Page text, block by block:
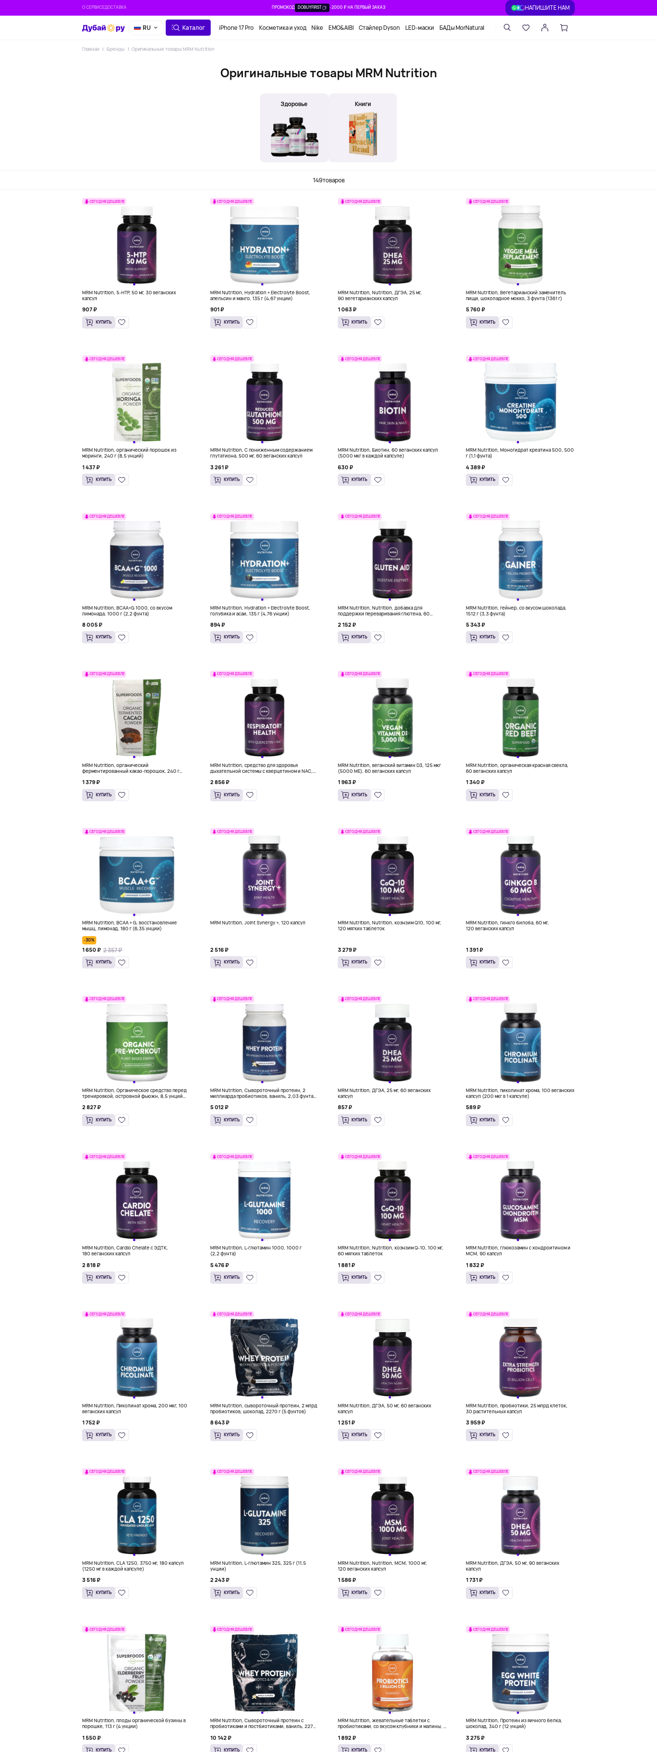
О СЕРВИСЕДОСТАВКА ПРОМОКОД DOBUYFIRST -2000 ₽ НА ПЕРВЫЙ ЗАКАЗ НАПИШИТЕ НАМ
RU Каталог iPhone 17 Pro Косметика и уход Nike EMO&AIBI Стайлер Dyson LED-маски БАДы MorNatural
Главная Бренды Оригинальные товары MRM Nutrition
Оригинальные товары MRM Nutrition
Здоровье Книги
149товаров
СЕГОДНЯ ДЕШЕВЛЕ
MRM Nutrition, 5-HTP, 50 мг, 30 веганских
капсул
907 ₽
КУПИТЬ
СЕГОДНЯ ДЕШЕВЛЕ
MRM Nutrition, Hydration + Electrolyte Boost,
апельсин и манго, 135 г (4,67 унции)
901 ₽
КУПИТЬ
СЕГОДНЯ ДЕШЕВЛЕ
MRM Nutrition, Nutrition, ДГЭА, 25 мг,
90 вегетарианских капсул
1 063 ₽
КУПИТЬ
СЕГОДНЯ ДЕШЕВЛЕ
MRM Nutrition, Вегетарианский заменитель
пищи, шоколадное мокко, 3 фунта (1361 г)
5 760 ₽
КУПИТЬ
СЕГОДНЯ ДЕШЕВЛЕ
MRM Nutrition, органический порошок из
моринги, 240 г (8,5 унций)
1 437 ₽
КУПИТЬ
СЕГОДНЯ ДЕШЕВЛЕ
MRM Nutrition, С пониженным содержанием
глутатиона, 500 мг, 60 веганских капсул
3 261 ₽
КУПИТЬ
СЕГОДНЯ ДЕШЕВЛЕ
MRM Nutrition, Биотин, 60 веганских капсул
(5000 мкг в каждой капсуле)
630 ₽
КУПИТЬ
СЕГОДНЯ ДЕШЕВЛЕ
MRM Nutrition, Моногидрат креатина 500, 500
г (1,1 фунта)
4 389 ₽
КУПИТЬ
СЕГОДНЯ ДЕШЕВЛЕ
MRM Nutrition, BCAA+G 1000, со вкусом
лимонада, 1000 г (2,2 фунта)
8 005 ₽
КУПИТЬ
СЕГОДНЯ ДЕШЕВЛЕ
MRM Nutrition, Hydration + Electrolyte Boost,
голубика и асаи, 135 г (4,76 унции)
894 ₽
КУПИТЬ
СЕГОДНЯ ДЕШЕВЛЕ
MRM Nutrition, Nutrition, добавка для
поддержки переваривания глютена, 60
2 152 ₽
КУПИТЬ
СЕГОДНЯ ДЕШЕВЛЕ
MRM Nutrition, гейнер, со вкусом шоколада,
1512 г (3,3 фунта)
5 343 ₽
КУПИТЬ
СЕГОДНЯ ДЕШЕВЛЕ
MRM Nutrition, органический
ферментированный какао-порошок, 240 г
1 379 ₽
КУПИТЬ
СЕГОДНЯ ДЕШЕВЛЕ
MRM Nutrition, средство для здоровья
дыхательной системы с кверцетином и NAC,
2 856 ₽
КУПИТЬ
СЕГОДНЯ ДЕШЕВЛЕ
MRM Nutrition, веганский витамин D3, 125 мкг
(5000 МЕ), 60 веганских капсул
1 963 ₽
КУПИТЬ
СЕГОДНЯ ДЕШЕВЛЕ
MRM Nutrition, органическая красная свекла,
60 веганских капсул
1 340 ₽
КУПИТЬ
СЕГОДНЯ ДЕШЕВЛЕ
MRM Nutrition, BCAA + G, восстановление
мышц, лимонад, 180 г (6,35 унции)
-30%
1 650 ₽ 2 357 ₽
КУПИТЬ
СЕГОДНЯ ДЕШЕВЛЕ
MRM Nutrition, Joint Synergy +, 120 капсул
2 516 ₽
КУПИТЬ
СЕГОДНЯ ДЕШЕВЛЕ
MRM Nutrition, Nutrition, коэнзим Q10, 100 мг,
120 мягких таблеток
3 279 ₽
КУПИТЬ
СЕГОДНЯ ДЕШЕВЛЕ
MRM Nutrition, гинкго билоба, 60 мг,
120 веганских капсул
1 391 ₽
КУПИТЬ
СЕГОДНЯ ДЕШЕВЛЕ
MRM Nutrition, Органическое средство перед
тренировкой, островной фьюжн, 8,5 унций
2 827 ₽
КУПИТЬ
СЕГОДНЯ ДЕШЕВЛЕ
MRM Nutrition, Сывороточный протеин, 2
миллиарда пробиотиков, ваниль, 2,03 фунта
5 012 ₽
КУПИТЬ
СЕГОДНЯ ДЕШЕВЛЕ
MRM Nutrition, ДГЭА, 25 мг, 60 веганских
капсул
857 ₽
КУПИТЬ
СЕГОДНЯ ДЕШЕВЛЕ
MRM Nutrition, пиколинат хрома, 100 веганских
капсул (200 мкг в 1 капсуле)
589 ₽
КУПИТЬ
СЕГОДНЯ ДЕШЕВЛЕ
MRM Nutrition, Cardio Chelate с ЭДТК,
180 веганских капсул
2 818 ₽
КУПИТЬ
СЕГОДНЯ ДЕШЕВЛЕ
MRM Nutrition, L-глютамин 1000, 1000 г
(2,2 фунта)
5 476 ₽
КУПИТЬ
СЕГОДНЯ ДЕШЕВЛЕ
MRM Nutrition, Nutrition, коэнзим Q-10, 100 мг,
60 мягких таблеток
1 881 ₽
КУПИТЬ
СЕГОДНЯ ДЕШЕВЛЕ
MRM Nutrition, глюкозамин с хондроитином и
МСМ, 90 капсул
1 832 ₽
КУПИТЬ
СЕГОДНЯ ДЕШЕВЛЕ
MRM Nutrition, Пиколинат хрома, 200 мкг, 100
веганских капсул
1 752 ₽
КУПИТЬ
СЕГОДНЯ ДЕШЕВЛЕ
MRM Nutrition, сывороточный протеин, 2 млрд
пробиотиков, шоколад, 2270 г (5 фунтов)
8 643 ₽
КУПИТЬ
СЕГОДНЯ ДЕШЕВЛЕ
MRM Nutrition, ДГЭА, 50 мг, 60 веганских
капсул
1 251 ₽
КУПИТЬ
СЕГОДНЯ ДЕШЕВЛЕ
MRM Nutrition, пробиотики, 25 млрд клеток,
30 растительных капсул
3 959 ₽
КУПИТЬ
СЕГОДНЯ ДЕШЕВЛЕ
MRM Nutrition, CLA 1250, 3750 мг, 180 капсул
(1250 мг в каждой капсуле)
3 516 ₽
КУПИТЬ
СЕГОДНЯ ДЕШЕВЛЕ
MRM Nutrition, L-глютамин 325, 325 г (11,5
унции)
2 243 ₽
КУПИТЬ
СЕГОДНЯ ДЕШЕВЛЕ
MRM Nutrition, Nutrition, МСМ, 1000 мг,
120 веганских капсул
1 586 ₽
КУПИТЬ
СЕГОДНЯ ДЕШЕВЛЕ
MRM Nutrition, ДГЭА, 50 мг, 90 веганских
капсул
1 731 ₽
КУПИТЬ
СЕГОДНЯ ДЕШЕВЛЕ
MRM Nutrition, плоды органической бузины в
порошке, 113 г (4 унции)
1 550 ₽
КУПИТЬ
СЕГОДНЯ ДЕШЕВЛЕ
MRM Nutrition, Сывороточный протеин с
пробиотиками и постбиотиками, ваниль, 2270
10 142 ₽
КУПИТЬ
СЕГОДНЯ ДЕШЕВЛЕ
MRM Nutrition, жевательные таблетки с
пробиотиками, со вкусом клубники и малины, 2
1 жевательной таблетке)
1 892 ₽
КУПИТЬ
СЕГОДНЯ ДЕШЕВЛЕ
MRM Nutrition, Протеин из яичного белка,
шоколад, 340 г (12 унций)
3 275 ₽
КУПИТЬ